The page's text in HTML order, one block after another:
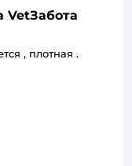
VetЗабота
, плотная .